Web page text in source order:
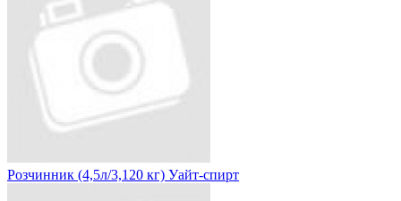
Розчинник (4,5л/3,120 кг) Уайт-спирт